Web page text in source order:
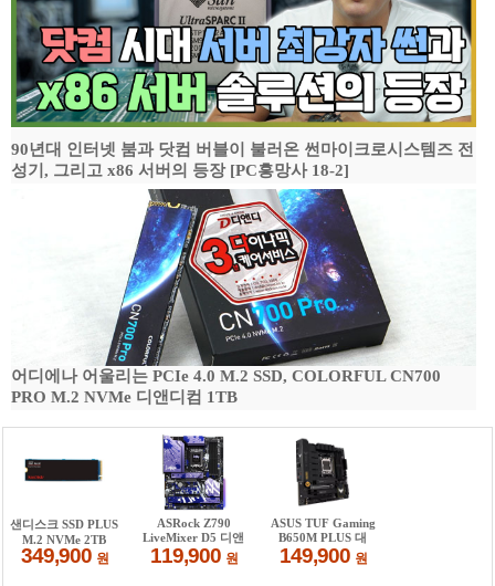
90년대 인터넷 붐과 닷컴 버블이 불러온 썬마이크로시스템즈 전
성기, 그리고 x86 서버의 등장 [PC흥망사 18-2]
어디에나 어울리는 PCIe 4.0 M.2 SSD, COLORFUL CN700
PRO M.2 NVMe 디앤디컴 1TB